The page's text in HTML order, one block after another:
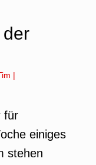
der
|
für
einiges
stehen